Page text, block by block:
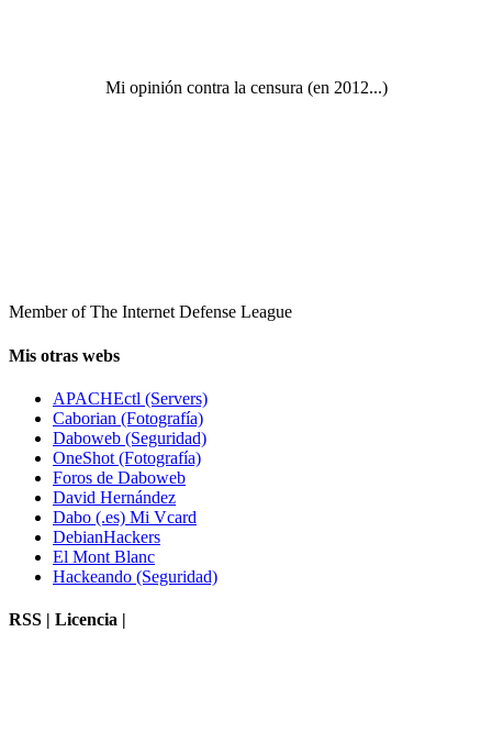
Mi opinión contra la censura (en 2012...)
Member of The Internet Defense League
Mis otras webs
APACHEctl (Servers)
Caborian (Fotografía)
Daboweb (Seguridad)
OneShot (Fotografía)
Foros de Daboweb
David Hernández
Dabo (.es) Mi Vcard
DebianHackers
El Mont Blanc
Hackeando (Seguridad)
RSS | Licencia |